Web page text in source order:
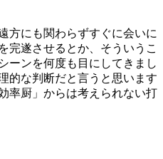
方にも関わらずすぐに会いに
完遂させるとか、そういうこ
ーンを何度も目にしてきまし
的な判断だと言うと思います
率厨」からは考えられない打